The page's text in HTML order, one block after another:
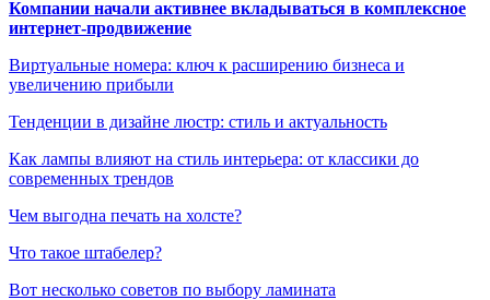
Компании начали активнее вкладываться в комплексное
интернет-продвижение
Виртуальные номера: ключ к расширению бизнеса и
увеличению прибыли
Тенденции в дизайне люстр: стиль и актуальность
Как лампы влияют на стиль интерьера: от классики до
современных трендов
Чем выгодна печать на холсте?
Что такое штабелер?
Вот несколько советов по выбору ламината